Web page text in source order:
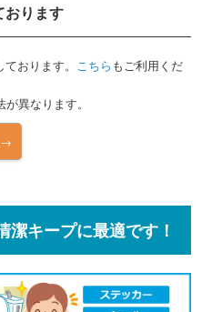
ります
おります。 こちら もご利用くだ
異なります。
→
潔キープに最適です！